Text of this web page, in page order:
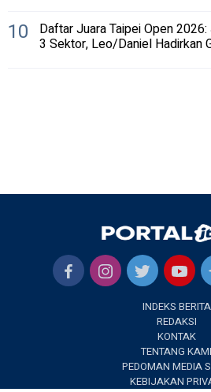
10 Daftar Juara Taipei Open
3 Sektor, Leo/Daniel Hadirkan
INDEKS BERITA
REDAKSI
KONTAK
TENTANG KAMI
PEDOMAN MEDIA
KEBIJAKAN